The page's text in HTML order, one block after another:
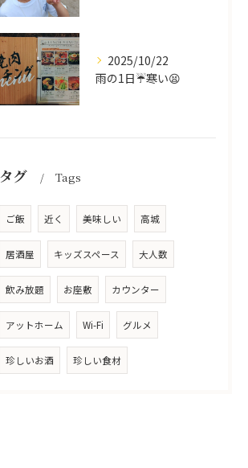
2025/10/22
雨の1日☔寒い😫
タグ Tags
ご飯 近く 美味しい 高城
居酒屋 キッズスペース 大人数
飲み放題 お座敷 カウンター
アットホーム Wi-Fi グルメ
珍しいお酒 珍しい食材